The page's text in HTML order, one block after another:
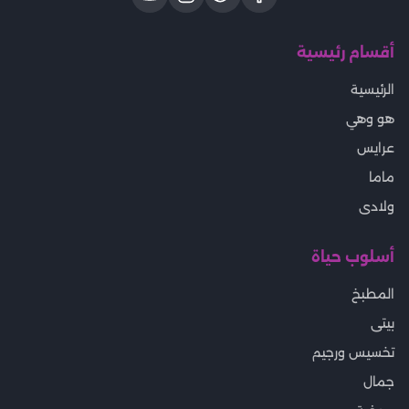
أقسام رئيسية
الرئيسية
هو وهي
عرايس
ماما
ولادى
أسلوب حياة
المطبخ
بيتى
تخسيس ورجيم
جمال